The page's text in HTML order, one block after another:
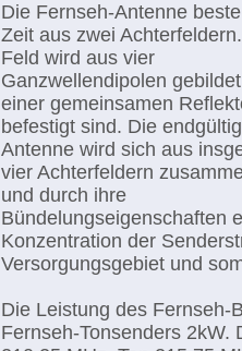
Die Fernseh-Antenne
Zeit aus zwei
Feld wird aus vier
Ganzwellendipolen
einer gemeinsamen
befestigt sind. Die
Antenne wird sich aus
vier Achterfeldern
und durch ihre
Bündelungseigenschaften
Konzentration der
Versorgungsgebiet und
Die Leistung des Fernseh-
Fernseh-Tonsenders 2kW.